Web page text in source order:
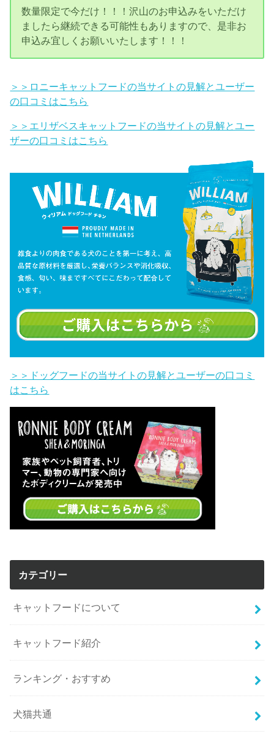
数量限定で今だけ！！！沢山のお申込みをいただけ
ましたら継続できる可能性もありますので、是非お
申込み宜しくお願いいたします！！！
＞＞ロニーキャットフードの当サイトの見解とユーザー
の口コミはこちら
＞＞エリザベスキャットフードの当サイトの見解とユー
ザーの口コミはこちら
＞＞ドッグフードの当サイトの見解とユーザーの口コミ
はこちら
カテゴリー
キャットフードについて
キャットフード紹介
ランキング・おすすめ
犬猫共通